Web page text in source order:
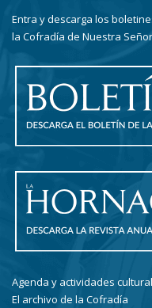
Entra y descarga los
la Cofradía de Nuestra
Agenda y actividades
El archivo de la Cofradía